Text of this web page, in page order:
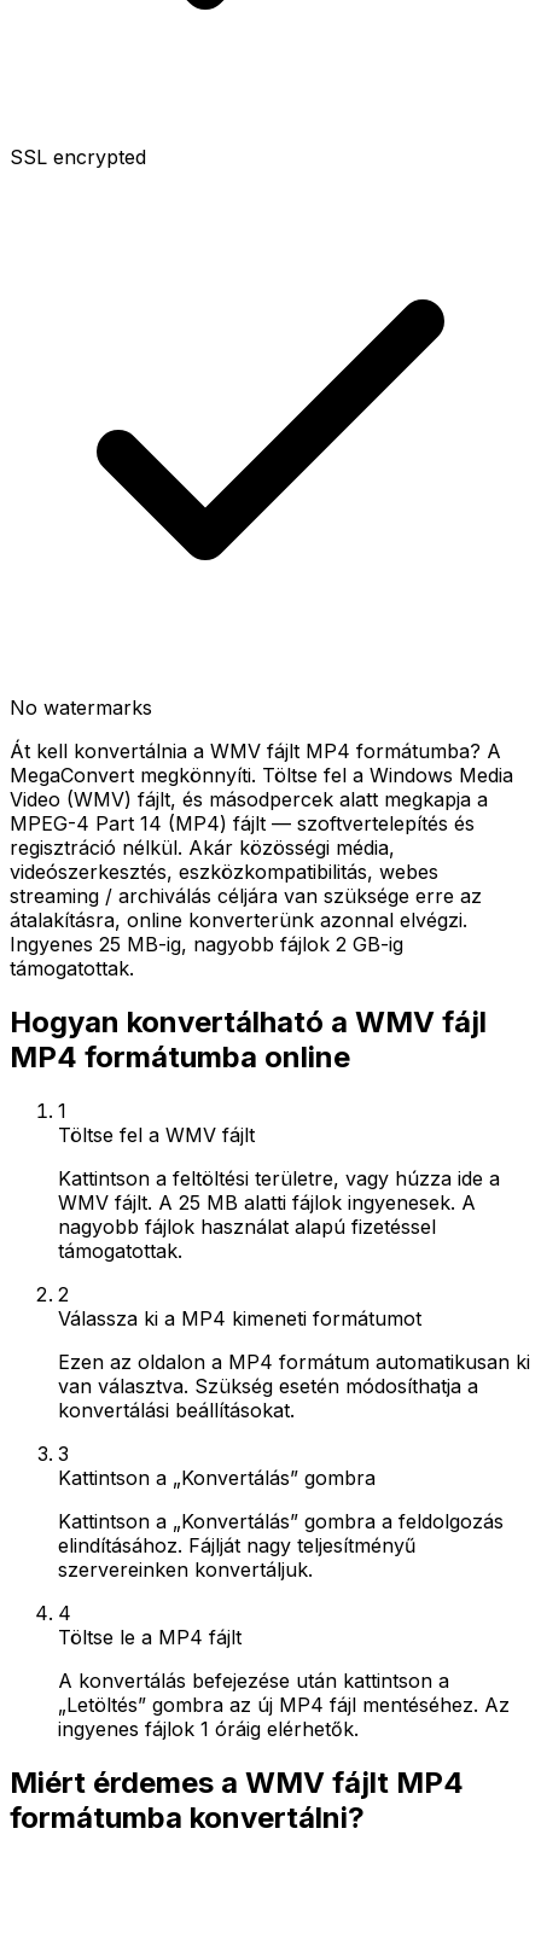
SSL encrypted
No watermarks
Át kell konvertálnia a WMV fájlt MP4 formátumba? A
MegaConvert megkönnyíti. Töltse fel a Windows Media
Video (WMV) fájlt, és másodpercek alatt megkapja a
MPEG-4 Part 14 (MP4) fájlt — szoftvertelepítés és
regisztráció nélkül. Akár közösségi média,
videószerkesztés, eszközkompatibilitás, webes
streaming / archiválás céljára van szüksége erre az
átalakításra, online konverterünk azonnal elvégzi.
Ingyenes 25 MB-ig, nagyobb fájlok 2 GB-ig
támogatottak.
Hogyan konvertálható a WMV fájl
MP4 formátumba online
1
Töltse fel a WMV fájlt
Kattintson a feltöltési területre, vagy húzza ide a
WMV fájlt. A 25 MB alatti fájlok ingyenesek. A
nagyobb fájlok használat alapú fizetéssel
támogatottak.
2
Válassza ki a MP4 kimeneti formátumot
Ezen az oldalon a MP4 formátum automatikusan ki
van választva. Szükség esetén módosíthatja a
konvertálási beállításokat.
3
Kattintson a „Konvertálás” gombra
Kattintson a „Konvertálás” gombra a feldolgozás
elindításához. Fájlját nagy teljesítményű
szervereinken konvertáljuk.
4
Töltse le a MP4 fájlt
A konvertálás befejezése után kattintson a
„Letöltés” gombra az új MP4 fájl mentéséhez. Az
ingyenes fájlok 1 óráig elérhetők.
Miért érdemes a WMV fájlt MP4
formátumba konvertálni?